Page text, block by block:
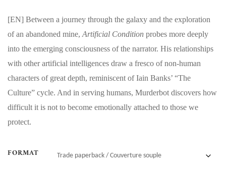
[EN] Between a journey through the galaxy and the exploration
of an abandoned mine,Artificial Condition probes more deeply
into the emerging consciousness of the narrator. His relationships
with other artificial intelligences draw a fresco of non-human
characters of great depth, reminiscent of Iain Banks’ “The
Culture” cycle. And in serving humans, Murderbot discovers how
difficult it is not to become emotionally attached to those we
protect.
FORMAT